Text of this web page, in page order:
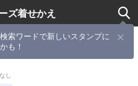
ズ着せかえ
検索ワードで新しいスタンプに
も！
志 和真―
し